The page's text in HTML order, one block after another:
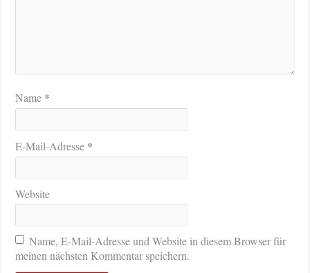
Name *
E-Mail-Adresse *
Website
Name, E-Mail-Adresse und Website in diesem Browser für
meinen nächsten Kommentar speichern.